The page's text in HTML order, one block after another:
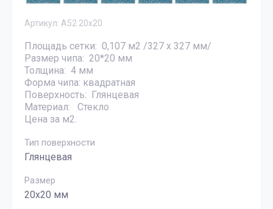
Артикул: А52 20х20
Площадь сетки: 0,107 м2 /327 х 327 мм/
Размер чипа: 20*20 мм
Толщина: 4 мм
Форма чипа: квадратная
Поверхность: Глянцевая
Материал: Стекло
Цена за м2.
Тип поверхности
Глянцевая
Размер
20х20 мм